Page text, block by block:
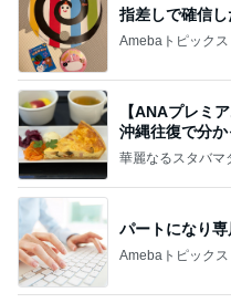
指差しで確信
Amebaトピックス
【ANAプレミ
沖縄往復で分
華麗なるスタバマ
パートになり専
Amebaトピックス